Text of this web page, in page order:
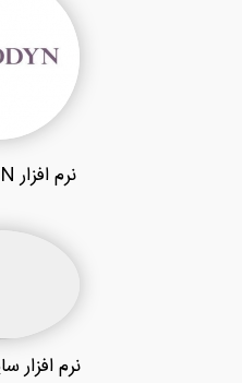
نرم افزار AUTODYN
نرم افزار